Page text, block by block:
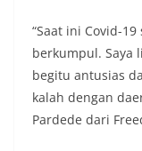
hanya
dan
secara
“Saat ini Covid-
berkumpul. Saya
begitu antusias
kalah dengan
Pardede dari